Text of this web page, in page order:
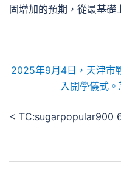
固增加的預期，從最基礎
2025年9月4日，天津市
入開學儀式
< TC:sugarpopular900